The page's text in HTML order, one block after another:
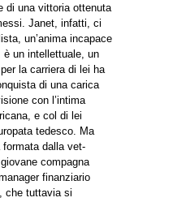
di una vittoria ottenuta
Janet, infatti, ci
un’anima incapace
un intellettuale, un
la carriera di lei ha
di una carica
con l’intima
e col di lei
tedesco. Ma
dalla vet-
compagna
finanziario
che tuttavia si